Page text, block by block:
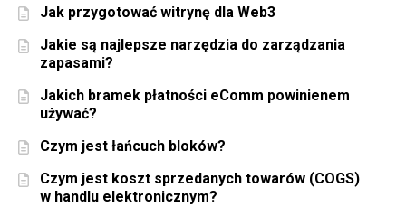
Jak przygotować witrynę dla Web3
Jakie są najlepsze narzędzia do zarządzania
zapasami?
Jakich bramek płatności eComm powinienem
używać?
Czym jest łańcuch bloków?
Czym jest koszt sprzedanych towarów (COGS)
w handlu elektronicznym?